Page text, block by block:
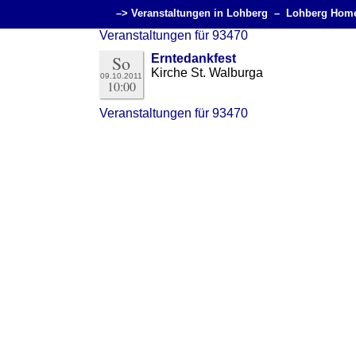
–> Veranstaltungen in Lohberg – Lohberg
Veranstaltungen für 93470
So
09.10.2011
10:00
Erntedankfest
Kirche St. Walburga
Veranstaltungen für 93470